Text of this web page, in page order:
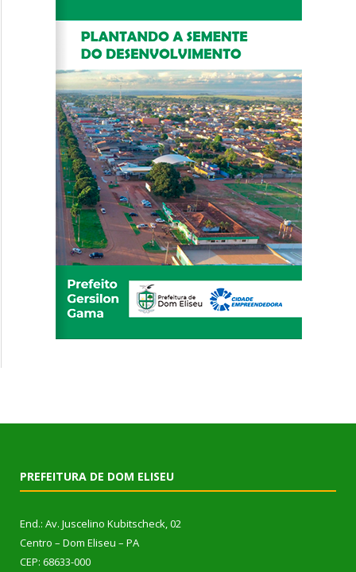
PREFEITURA DE DOM ELISEU
End.: Av. Juscelino Kubitscheck, 02
Centro – Dom Eliseu – PA
CEP: 68633-000